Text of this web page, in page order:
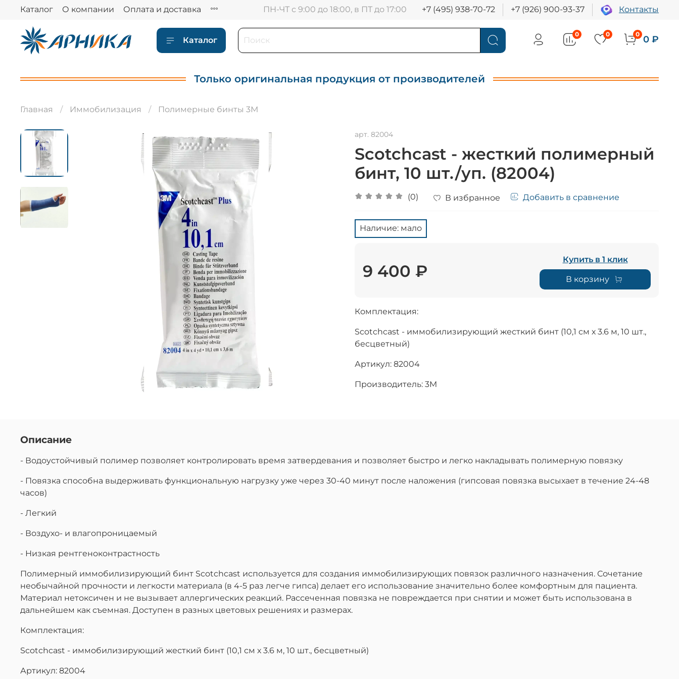
Каталог О компании Оплата и доставка ПН-ЧТ с 9:00 до 18:00, в ПТ до 17:00 +7 (495) 938-70-72 +7 (926) 900-93-37 Контакты
Каталог
0 0 0 0 ₽
Только оригинальная продукция от производителей
Главная Иммобилизация Полимерные бинты 3М
арт. 82004
Scotchcast - жесткий полимерный
бинт, 10 шт./уп. (82004)
(0) В избранное Добавить в сравнение
Наличие: мало
9 400 ₽
Купить в 1 клик
В корзину
Комплектация:
Scotchcast - иммобилизирующий жесткий бинт (10,1 см х 3.6 м, 10 шт.,
бесцветный)
Артикул: 82004
Производитель: 3M
Описание
- Водоустойчивый полимер позволяет контролировать время затвердевания и позволяет быстро и легко накладывать полимерную повязку
- Повязка способна выдерживать функциональную нагрузку уже через 30-40 минут после наложения (гипсовая повязка высыхает в течение 24-48
часов)
- Легкий
- Воздухо- и влагопроницаемый
- Низкая рентгеноконтрастность
Полимерный иммобилизирующий бинт Scotchcast используется для создания иммобилизирующих повязок различного назначения. Сочетание
необычайной прочности и легкости материала (в 4-5 раз легче гипса) делает его использование значительно более комфортным для пациента.
Материал нетоксичен и не вызывает аллергических реакций. Рассеченная повязка не повреждается при снятии и может быть использована в
дальнейшем как съемная. Доступен в разных цветовых решениях и размерах.
Комплектация:
Scotchcast - иммобилизирующий жесткий бинт (10,1 см х 3.6 м, 10 шт., бесцветный)
Артикул: 82004